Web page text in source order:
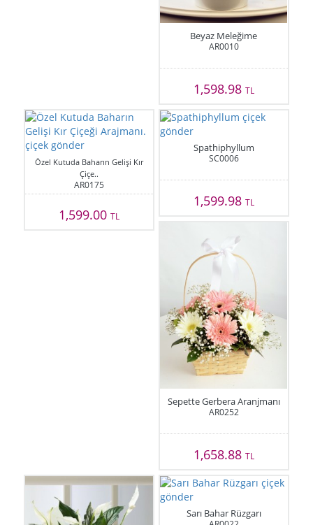
Beyaz Meleğime
AR0010
1,598.98 TL
Özel Kutuda Baharın Gelişi Kır
Çiçe..
AR0175
1,599.00TL
Spathiphyllum
SC0006
1,599.98 TL
Sepette Gerbera Aranjmanı
AR0252
1,658.88 TL
Sarı Bahar Rüzgarı